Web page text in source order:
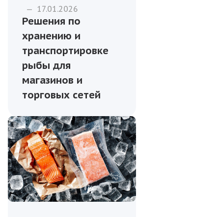
— 17.01.2026
Решения по
хранению и
транспортировке
рыбы для
магазинов и
торговых сетей